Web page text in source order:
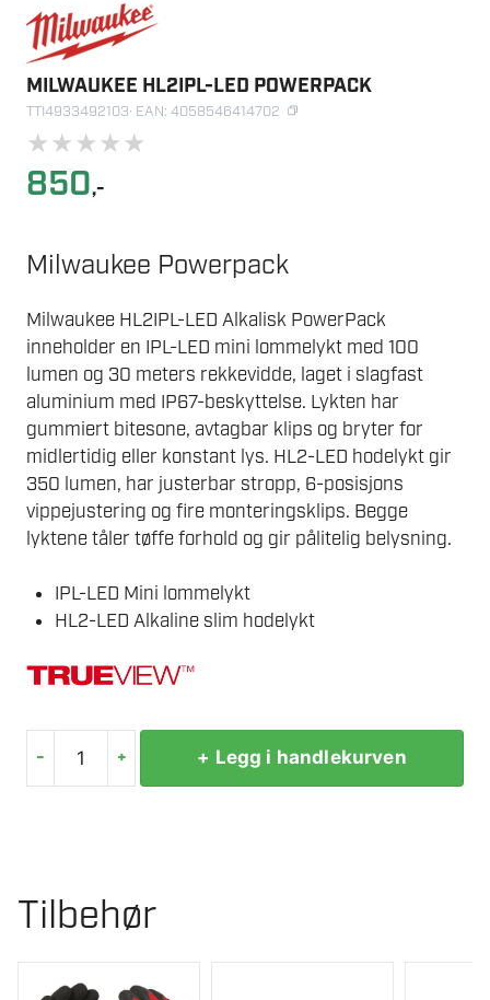
MILWAUKEE HL2IPL-LED POWERPACK
TTI4933492103· EAN: 4058546414702
★★★★★
850,-
Milwaukee Powerpack
Milwaukee HL2IPL-LED Alkalisk PowerPack
inneholder en IPL-LED mini lommelykt med 100
lumen og 30 meters rekkevidde, laget i slagfast
aluminium med IP67-beskyttelse. Lykten har
gummiert bitesone, avtagbar klips og bryter for
midlertidig eller konstant lys. HL2-LED hodelykt gir
350 lumen, har justerbar stropp, 6-posisjons
vippejustering og fire monteringsklips. Begge
lyktene tåler tøffe forhold og gir pålitelig belysning.
IPL-LED Mini lommelykt
HL2-LED Alkaline slim hodelykt
-
MILWAUKEE
+ + Legg i handlekurven
Tilbehør